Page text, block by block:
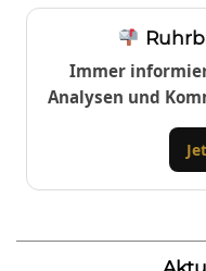
Immer
Analysen und